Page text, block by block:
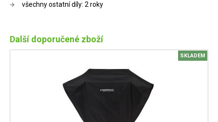
všechny ostatní díly: 2 roky
Další doporučené zboží
SKLADEM